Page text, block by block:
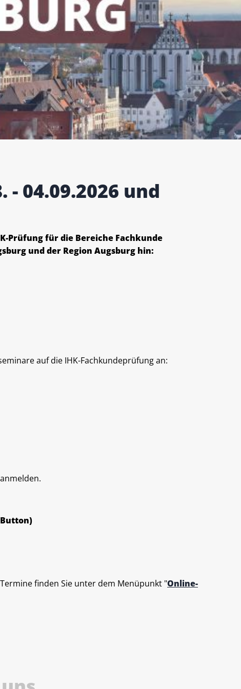
04.09.2026 und
Prüfung für die Bereiche Fachkunde
und der Region Augsburg hin:
auf die IHK-Fachkundeprüfung an:
Button)
finden Sie unter dem Menüpunkt "Online-